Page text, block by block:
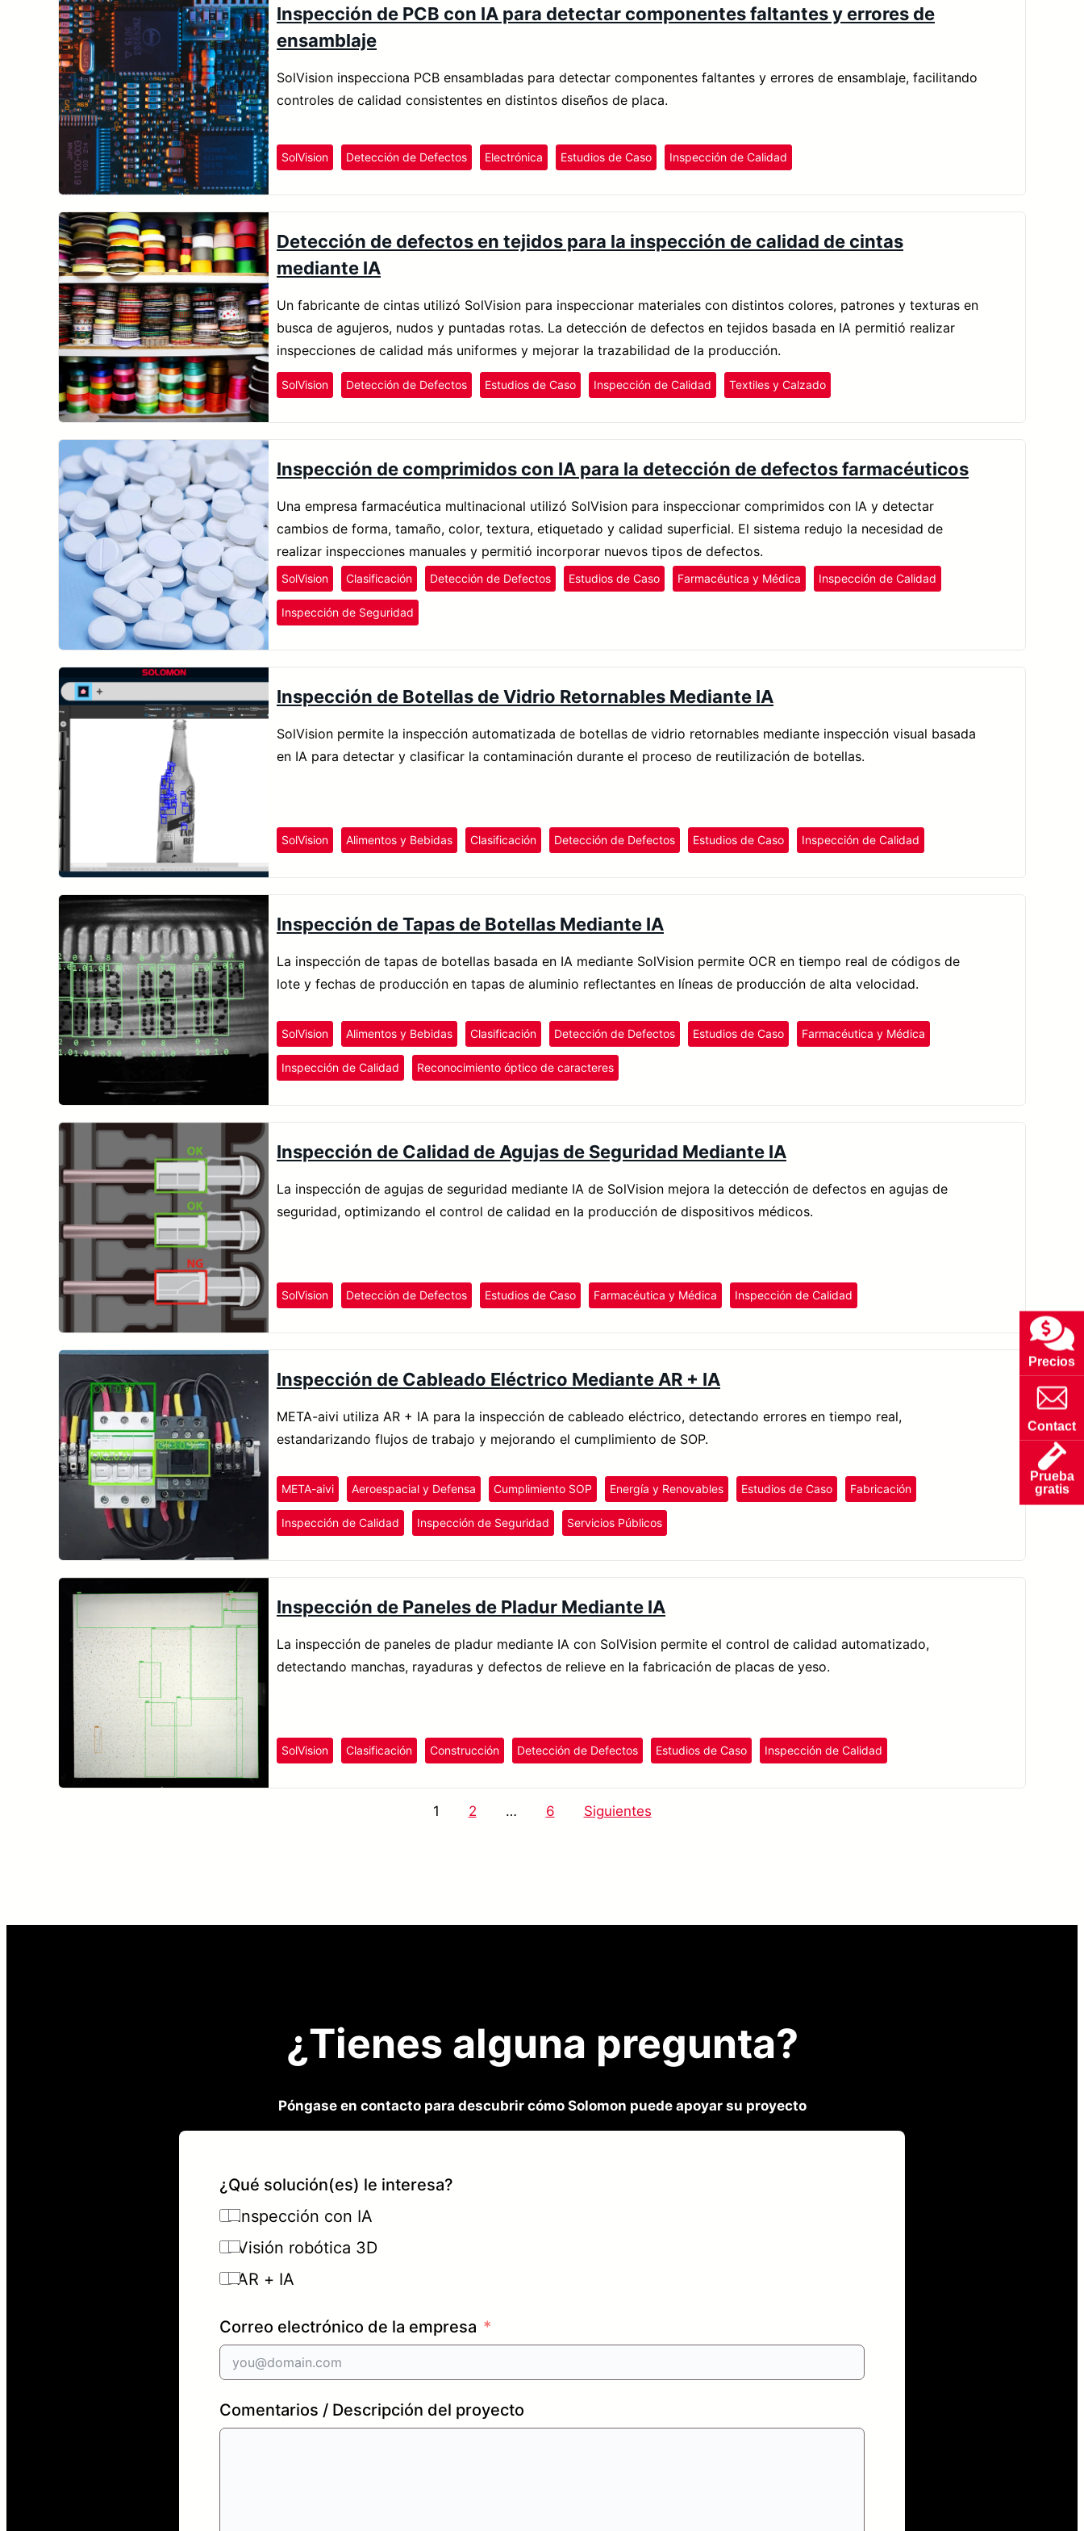
Inspección de PCB con IA para detectar componentes faltantes y errores de
ensamblaje
SolVision inspecciona PCB ensambladas para detectar componentes faltantes y errores de ensamblaje, facilitando
controles de calidad consistentes en distintos diseños de placa.
SolVision Detección de Defectos Electrónica Estudios de Caso Inspección de Calidad
Detección de defectos en tejidos para la inspección de calidad de cintas
mediante IA
Un fabricante de cintas utilizó SolVision para inspeccionar materiales con distintos colores, patrones y texturas en
busca de agujeros, nudos y puntadas rotas. La detección de defectos en tejidos basada en IA permitió realizar
inspecciones de calidad más uniformes y mejorar la trazabilidad de la producción.
SolVision Detección de Defectos Estudios de Caso Inspección de Calidad Textiles y Calzado
Inspección de comprimidos con IA para la detección de defectos farmacéuticos
Una empresa farmacéutica multinacional utilizó SolVision para inspeccionar comprimidos con IA y detectar
cambios de forma, tamaño, color, textura, etiquetado y calidad superficial. El sistema redujo la necesidad de
realizar inspecciones manuales y permitió incorporar nuevos tipos de defectos.
SolVision Clasificación Detección de Defectos Estudios de Caso Farmacéutica y Médica Inspección de Calidad
Inspección de Seguridad
Inspección de Botellas de Vidrio Retornables Mediante IA
SolVision permite la inspección automatizada de botellas de vidrio retornables mediante inspección visual basada
en IA para detectar y clasificar la contaminación durante el proceso de reutilización de botellas.
SolVision Alimentos y Bebidas Clasificación Detección de Defectos Estudios de Caso Inspección de Calidad
Inspección de Tapas de Botellas Mediante IA
La inspección de tapas de botellas basada en IA mediante SolVision permite OCR en tiempo real de códigos de
lote y fechas de producción en tapas de aluminio reflectantes en líneas de producción de alta velocidad.
SolVision Alimentos y Bebidas Clasificación Detección de Defectos Estudios de Caso Farmacéutica y Médica
Inspección de Calidad Reconocimiento óptico de caracteres
Inspección de Calidad de Agujas de Seguridad Mediante IA
La inspección de agujas de seguridad mediante IA de SolVision mejora la detección de defectos en agujas de
seguridad, optimizando el control de calidad en la producción de dispositivos médicos.
SolVision Detección de Defectos Estudios de Caso Farmacéutica y Médica Inspección de Calidad
Inspección de Cableado Eléctrico Mediante AR + IA
META-aivi utiliza AR + IA para la inspección de cableado eléctrico, detectando errores en tiempo real,
estandarizando flujos de trabajo y mejorando el cumplimiento de SOP.
META-aivi Aeroespacial y Defensa Cumplimiento SOP Energía y Renovables Estudios de Caso Fabricación
Inspección de Calidad Inspección de Seguridad Servicios Públicos
Inspección de Paneles de Pladur Mediante IA
La inspección de paneles de pladur mediante IA con SolVision permite el control de calidad automatizado,
detectando manchas, rayaduras y defectos de relieve en la fabricación de placas de yeso.
SolVision Clasificación Construcción Detección de Defectos Estudios de Caso Inspección de Calidad
1 2 … 6 Siguientes
Precios
Contact
Prueba
gratis
¿Tienes alguna pregunta?
Póngase en contacto para descubrir cómo Solomon puede apoyar su proyecto
¿Qué solución(es) le interesa?
Inspección con IA
Visión robótica 3D
AR + IA
Correo electrónico de la empresa
Comentarios / Descripción del proyecto